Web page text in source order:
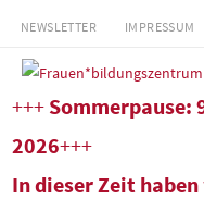
Zum
springen
NEWSLETTER IMPRESSUM
+++ Sommerpause:
2026+++
In dieser Zeit